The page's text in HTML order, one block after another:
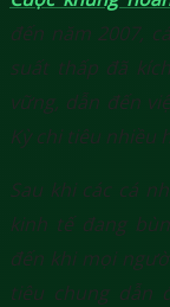
đến năm 2007,
suất thấp đã
vững, dẫn đến
Kỳ chi tiêu nhiều
Sau khi các cá
kinh tế đang
đến khi mọi
tiêu chung dẫn